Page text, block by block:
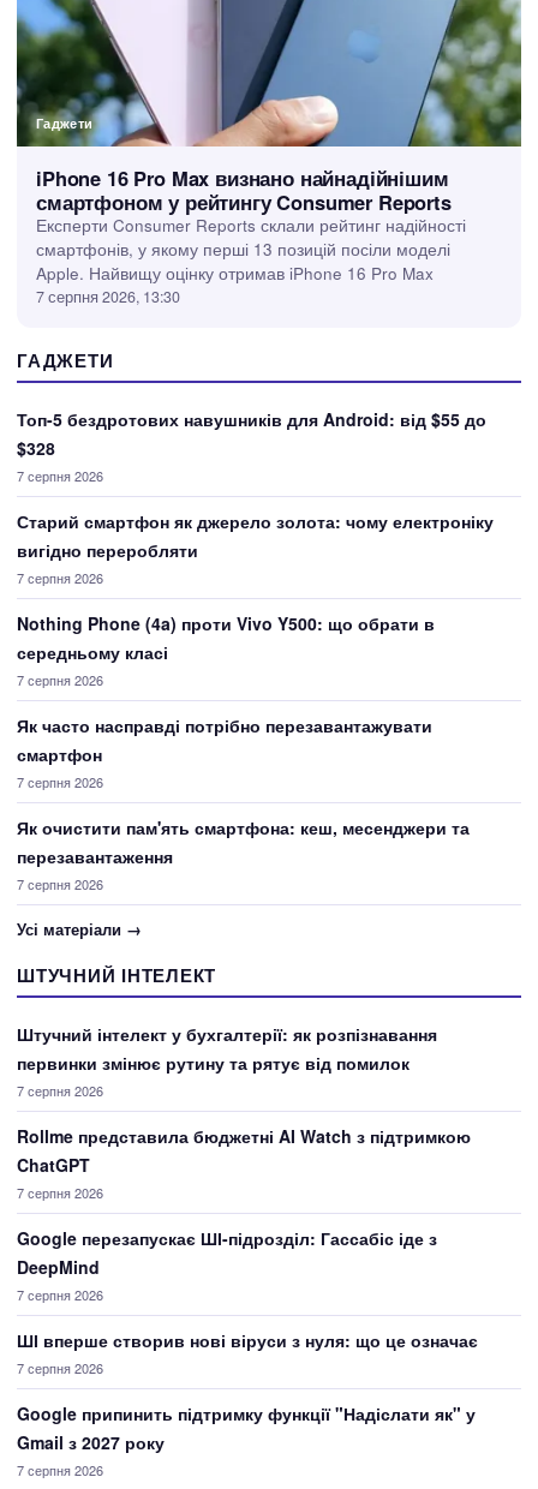
Гаджети
iPhone 16 Pro Max визнано найнадійнішим
смартфоном у рейтингу Consumer Reports
Експерти Consumer Reports склали рейтинг надійності
смартфонів, у якому перші 13 позицій посіли моделі
Apple. Найвищу оцінку отримав iPhone 16 Pro Max
7 серпня 2026, 13:30
ГАДЖЕТИ
Топ-5 бездротових навушників для Android: від $55 до
$328
7 серпня 2026
Старий смартфон як джерело золота: чому електроніку
вигідно переробляти
7 серпня 2026
Nothing Phone (4a) проти Vivo Y500: що обрати в
середньому класі
7 серпня 2026
Як часто насправді потрібно перезавантажувати
смартфон
7 серпня 2026
Як очистити пам'ять смартфона: кеш, месенджери та
перезавантаження
7 серпня 2026
Усі матеріали →
ШТУЧНИЙ ІНТЕЛЕКТ
Штучний інтелект у бухгалтерії: як розпізнавання
первинки змінює рутину та рятує від помилок
7 серпня 2026
Rollme представила бюджетні AI Watch з підтримкою
ChatGPT
7 серпня 2026
Google перезапускає ШІ-підрозділ: Гассабіс іде з
DeepMind
7 серпня 2026
ШІ вперше створив нові віруси з нуля: що це означає
7 серпня 2026
Google припинить підтримку функції "Надіслати як" у
Gmail з 2027 року
7 серпня 2026